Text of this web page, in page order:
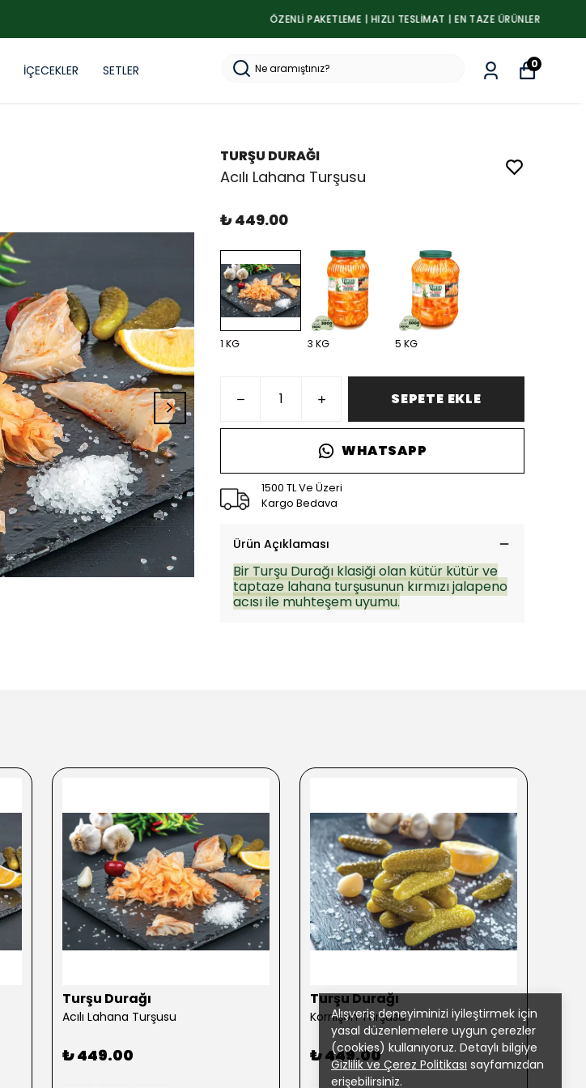
İÇECEKLER SETLER 0
Alışveriş deneyiminizi iyileştirmek için
yasal düzenlemelere uygun çerezler
(cookies) kullanıyoruz. Detaylı bilgiye
Gizlilik ve Çerez Politikası sayfamızdan
erişebilirsiniz.
TURŞU DURAĞI
Acılı Lahana Turşusu
₺ 449.00
1 KG 3 KG 5 KG
SEPETE EKLE
WHATSAPP
1500 TL Ve Üzeri
Kargo Bedava
Ürün Açıklaması
Bir Turşu Durağı klasiği olan kütür kütür ve
taptaze lahana turşusunun kırmızı jalapeno
acısı ile muhteşem uyumu.
Turşu Durağı
Acılı Lahana Turşusu
₺ 449.00
Turşu Durağı
Kornişon Turşusu
₺ 449.00